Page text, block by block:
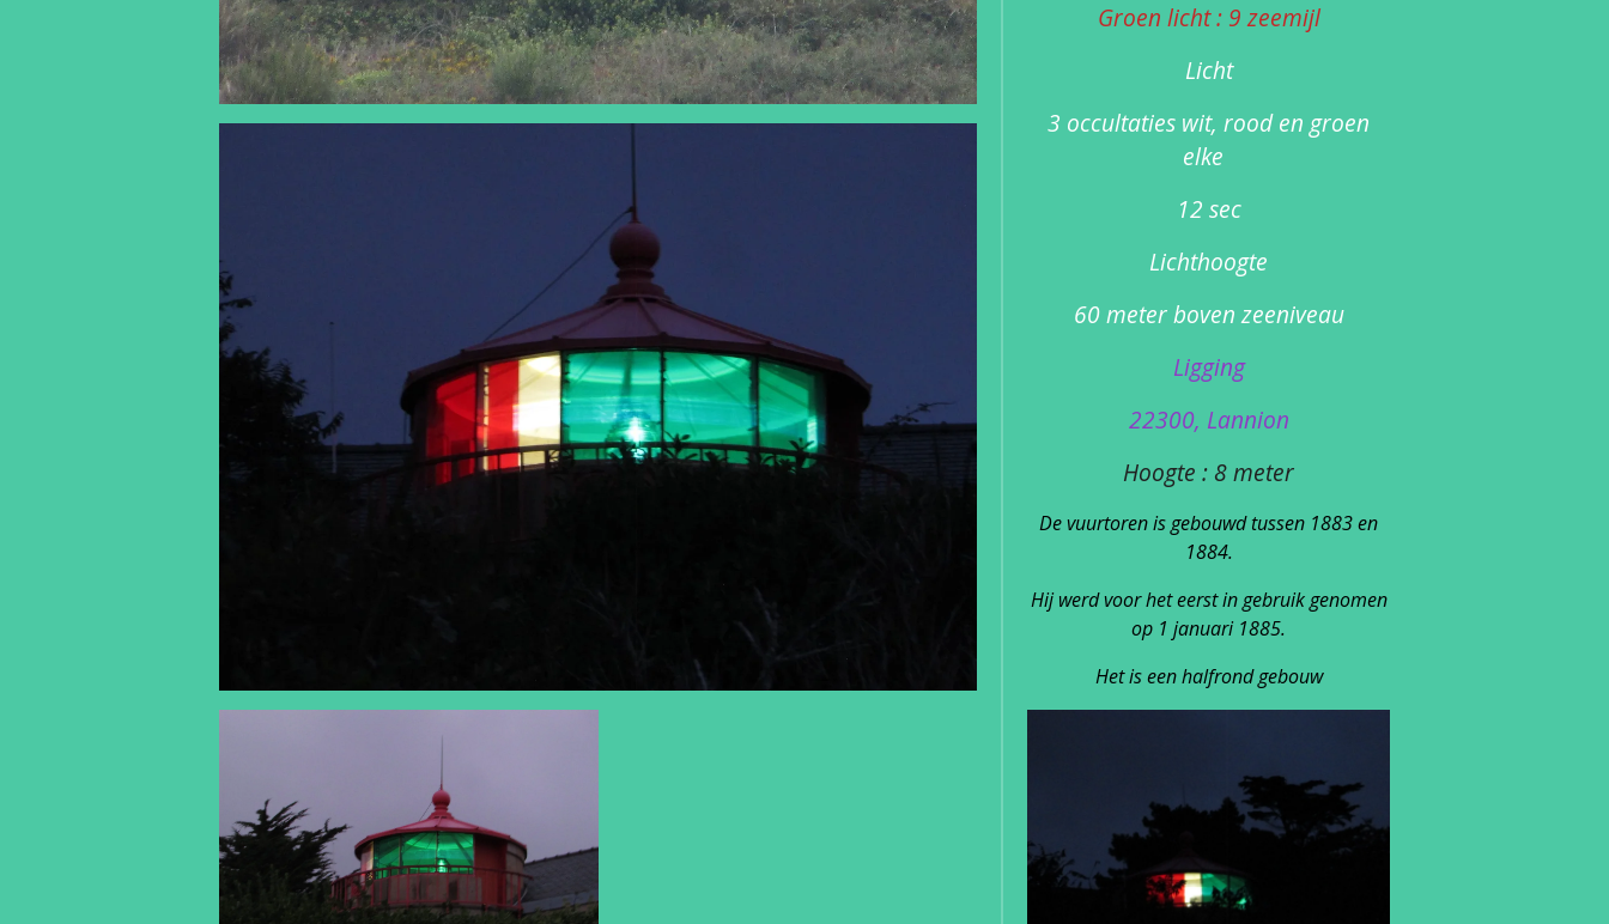
Groen licht : 9 zeemijl
Licht
3 occultaties wit, rood en groen
elke
12 sec
Lichthoogte
60 meter boven zeeniveau
Ligging
22300, Lannion
Hoogte : 8 meter
De vuurtoren is gebouwd tussen 1883 en
1884.
Hij werd voor het eerst in gebruik genomen
op 1 januari 1885.
Het is een halfrond gebouw